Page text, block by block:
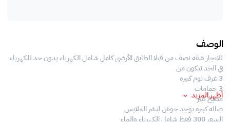
الوصف
للايجار شقه نصف من فيلا الطابق الأرضي كامل شامل الكهرباء بدون حد للكهرباء
في الحد تتكون من
3 غرف نوم كبيره
3 حمامات
مطبخ كبير
صاله كبيره يوجد حوش لنشر الملابس
السعر 300 فقط شامل الكهرباء والماء
أظهر المزيد